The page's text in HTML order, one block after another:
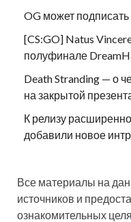
OG может подписать
[CS:GO] Natus
полуфинале
Death Stranding — о
на закрытой
К релизу
добавили новое
Все материалы на
источников и
ознакомительных